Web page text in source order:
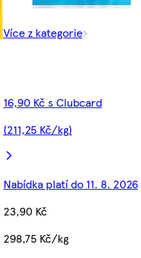
Více z kategorie
16,90 Kč s Clubcard
(211,25 Kč/kg)
Nabídka platí do 11. 8. 2026
23,90 Kč
298,75 Kč/kg